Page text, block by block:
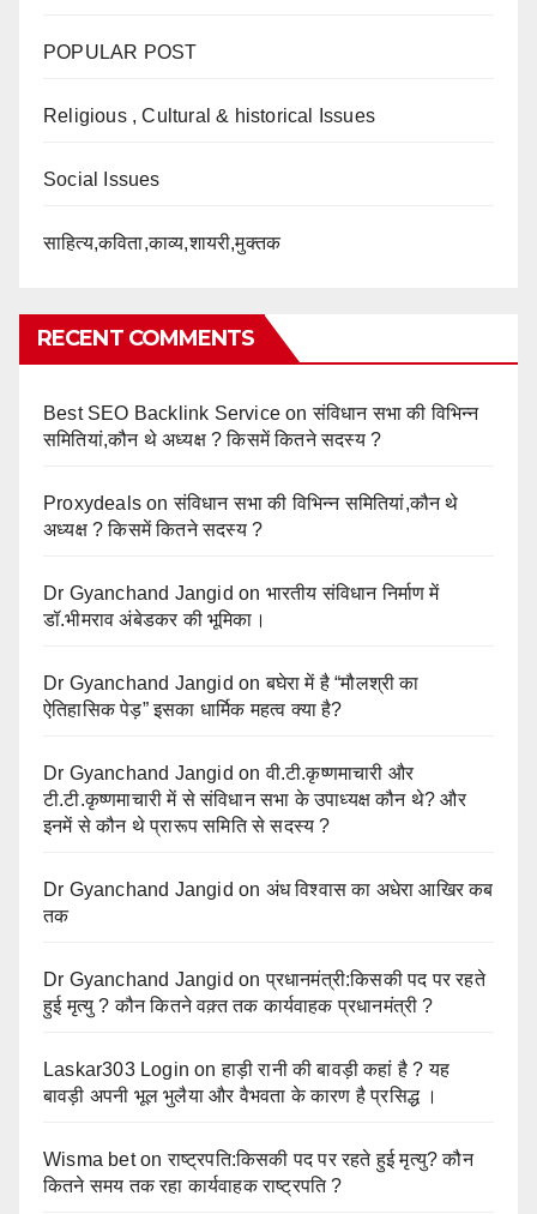
POPULAR POST
Religious , Cultural & historical Issues
Social Issues
साहित्य,कविता,काव्य,शायरी,मुक्तक
RECENT COMMENTS
Best SEO Backlink Service onसंविधान सभा की विभिन्न
समितियां,कौन थे अध्यक्ष ? किसमें कितने सदस्य ?
Proxydeals onसंविधान सभा की विभिन्न समितियां,कौन थे
अध्यक्ष ? किसमें कितने सदस्य ?
Dr Gyanchand Jangid on भारतीय संविधान निर्माण में
डॉ.भीमराव अंबेडकर की भूमिका।
Dr Gyanchand Jangid onबघेरा में है “मौलश्री का
ऐतिहासिक पेड़” इसका धार्मिक महत्व क्या है?
Dr Gyanchand Jangid onवी.टी.कृष्णमाचारी और
टी.टी.कृष्णमाचारी में से संविधान सभा के उपाध्यक्ष कौन थे? और
इनमें से कौन थे प्रारूप समिति से सदस्य ?
Dr Gyanchand Jangid on अंध विश्वास का अधेरा आखिर कब
तक
Dr Gyanchand Jangid onप्रधानमंत्री:किसकी पद पर रहते
हुई मृत्यु ? कौन कितने वक़्त तक कार्यवाहक प्रधानमंत्री ?
Laskar303 Login onहाड़ी रानी की बावड़ी कहां है ? यह
बावड़ी अपनी भूल भुलैया और वैभवता के कारण है प्रसिद्ध ।
Wisma betonराष्ट्रपति:किसकी पद पर रहते हुई मृत्यु? कौन
कितने समय तक रहा कार्यवाहक राष्ट्रपति ?